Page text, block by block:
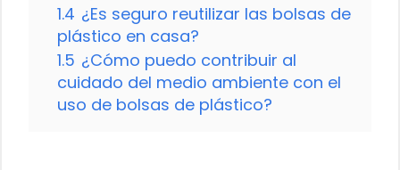
1.4 ¿Es seguro reutilizar las bolsas de
plástico en casa?
1.5 ¿Cómo puedo contribuir al
cuidado del medio ambiente con el
uso de bolsas de plástico?